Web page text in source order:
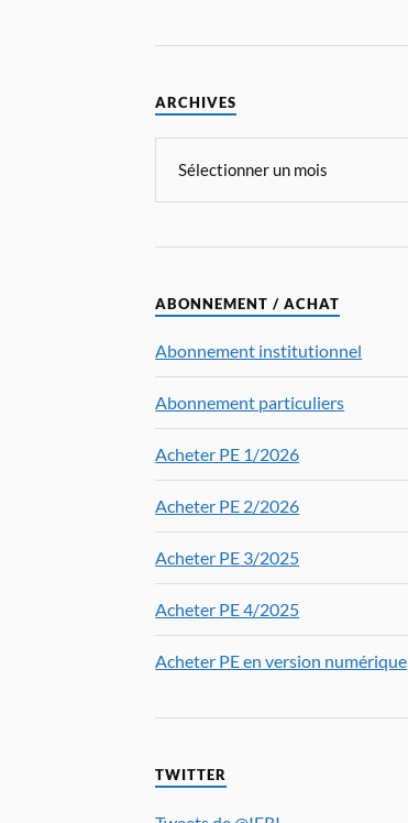
ARCHIVES
ABONNEMENT / ACHAT
Abonnement institutionnel
Abonnement particuliers
Acheter PE 1/2026
Acheter PE 2/2026
Acheter PE 3/2025
Acheter PE 4/2025
Acheter PE en version numérique
TWITTER